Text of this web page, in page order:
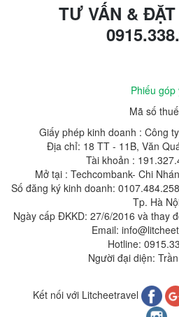
TƯ VẤN &
Phiếu góp
Mã số
Giấy phép kinh doanh : Công
Địa chỉ: 18 TT - 11B, Văn
Tài khoản :
Mở tại : Techcombank- Chi
Số đăng ký kinh doanh:
Tp. Hà
Ngày cấp ĐKKD: 27/6/2016 và thay
Email:
Hotline:
Người đại diện:
Kết nối với Litcheetravel